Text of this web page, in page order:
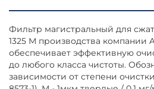
Фильтр магистральный для
1325 М производства компании
обеспечивает эффективную
до любого класса чистоты.
зависимости от степени